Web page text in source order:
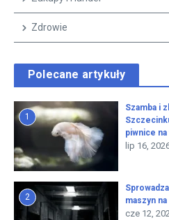
Zdrowie
Polecane artykuły
1
Szamba i
piwnice na
lip 16,
2
maszyn
cze 12,